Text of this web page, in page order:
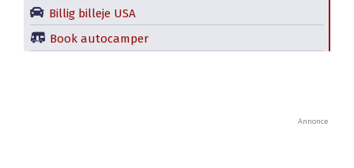
Billig billeje USA
Book autocamper
Annonce